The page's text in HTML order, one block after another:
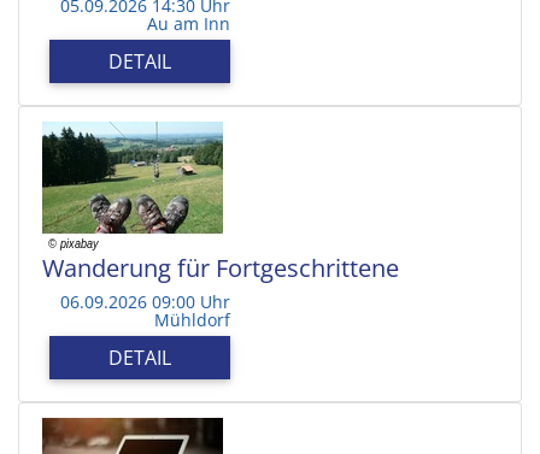
05.09.2026 14:30 Uhr
Au am Inn
DETAIL
Wanderung für Fortgeschrittene
06.09.2026 09:00 Uhr
Mühldorf
DETAIL